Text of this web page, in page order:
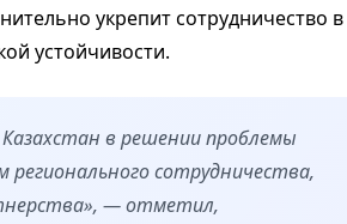
укрепит сотрудничество в
устойчивости.
в решении проблемы
регионального сотрудничества,
— отметил,